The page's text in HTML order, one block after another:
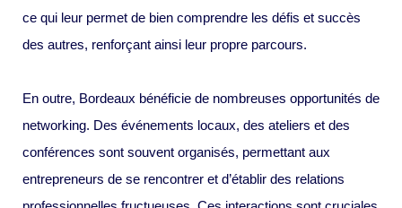
ce qui leur permet de bien comprendre les défis et succès
des autres, renforçant ainsi leur propre parcours.
En outre, Bordeaux bénéficie de nombreuses opportunités de
networking. Des événements locaux, des ateliers et des
conférences sont souvent organisés, permettant aux
entrepreneurs de se rencontrer et d’établir des relations